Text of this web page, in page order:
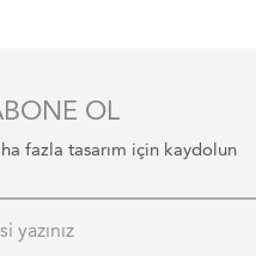
OL
fazla tasarım için kaydolun